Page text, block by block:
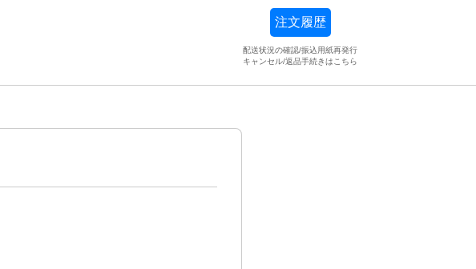
注文履歴
配送状況の確認/振込用紙再発行
キャンセル/返品手続きはこちら